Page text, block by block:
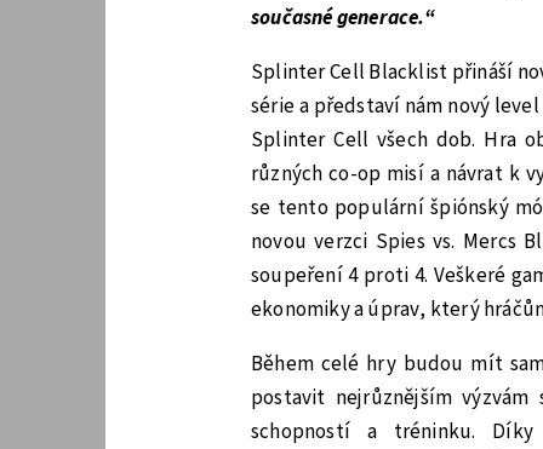
současné generace.“
Splinter Cell Blacklist přináší
série a představí nám nový
Splinter Cell všech dob. Hra
různých co-op misí a návrat k
se tento populární špiónský
novou verzci Spies vs. Mercs
soupeření 4 proti 4. Veškeré
ekonomiky a úprav, který
Během celé hry budou mít
postavit nejrůznějším
schopností a tréninku.